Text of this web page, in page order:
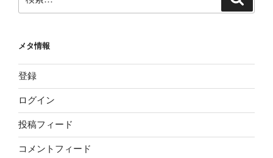
索:
メタ情報
登録
ログイン
投稿フィード
コメントフィード